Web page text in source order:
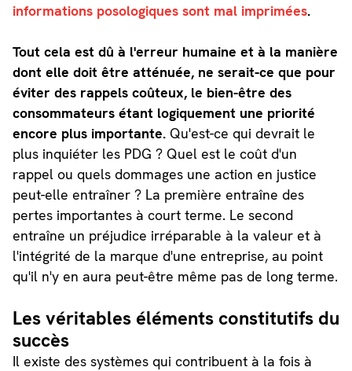
informations posologiques sont mal imprimées.
Tout cela est dû à l'erreur humaine et à la manière
dont elle doit être atténuée, ne serait-ce que pour
éviter des rappels coûteux, le bien-être des
consommateurs étant logiquement une priorité
encore plus importante.Qu'est-ce qui devrait le
plus inquiéter les PDG ? Quel est le coût d'un
rappel ou quels dommages une action en justice
peut-elle entraîner ? La première entraîne des
pertes importantes à court terme. Le second
entraîne un préjudice irréparable à la valeur et à
l'intégrité de la marque d'une entreprise, au point
qu'il n'y en aura peut-être même pas de long terme.
Les véritables éléments constitutifs du
succès
Il existe des systèmes qui contribuent à la fois à